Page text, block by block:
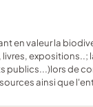
de
ainsi que